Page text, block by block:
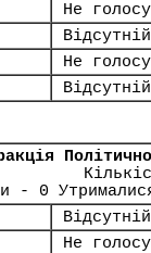
Не
Відсутній
Не
Відсутній
- 0
Відсутній
Не